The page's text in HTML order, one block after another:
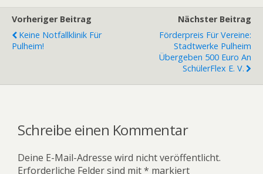
Vorheriger Beitrag
Keine Notfallklinik Für
Pulheim!
Nächster Beitrag
Förderpreis Für Vereine:
Stadtwerke Pulheim
Übergeben 500 Euro An
SchülerFlex E. V.
Schreibe einen Kommentar
Deine E-Mail-Adresse wird nicht veröffentlicht.
Erforderliche Felder sind mit* markiert